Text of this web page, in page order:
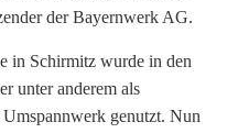
der Bayernwerk AG.
in Schirmitz wurde in den
unter anderem als
genutzt. Nun